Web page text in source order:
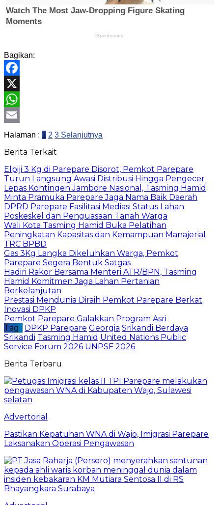
Bagikan:
Facebook
X
WhatsApp
Email
Halaman : 1 2 3 Selanjutnya
Berita Terkait
Elpiji 3 Kg di Parepare Disorot, Pemkot Parepare
Turun Langsung Awasi Distribusi Hingga Pengecer
Lepas Kontingen Jambore Nasional, Tasming Hamid
Minta Pramuka Parepare Jaga Nama Baik Daerah
DPRD Parepare Fasilitasi Mediasi Status Lahan
Poskeskel dan Penguasaan Tanah Warga
Wali Kota Tasming Hamid Buka Pelatihan
Peningkatan Kapasitas dan Kemampuan Manajerial
TRC BPBD
Gas 3Kg Langka Dikeluhkan Warga, Pemkot
Parepare Segera Bentuk Satgas
Hadiri Rakor Bersama Menteri ATR/BPN, Tasming
Hamid Komitmen Jaga Lahan Pertanian
Berkelanjutan
Prestasi Mendunia Diraih Pemkot Parepare Berkat
Inovasi DPKP
Pemkot Parepare Galakkan Program Asri
Tag : DPKP Parepare Georgia Srikandi Berdaya
Srikandi Tasming Hamid United Nations Public
Service Forum 2026 UNPSF 2026
Berita Terbaru
Advertorial
Pastikan Kepatuhan WNA di Wajo, Imigrasi Parepare
Laksanakan Operasi Pengawasan